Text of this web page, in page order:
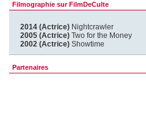
Filmographie sur FilmDeCulte
2014 (Actrice) Nightcrawler
2005 (Actrice) Two for the Money
2002 (Actrice) Showtime
Partenaires